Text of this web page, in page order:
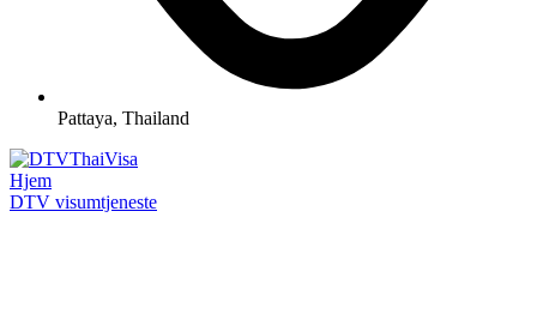
Pattaya, Thailand
Hjem
DTV visumtjeneste